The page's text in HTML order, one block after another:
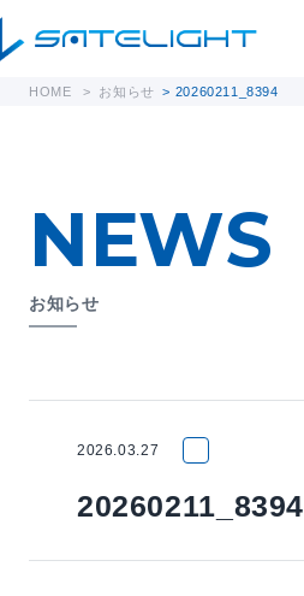
HOME > お知らせ > 20260211_8394
NEWS
お知らせ
2026.03.27
20260211_8394